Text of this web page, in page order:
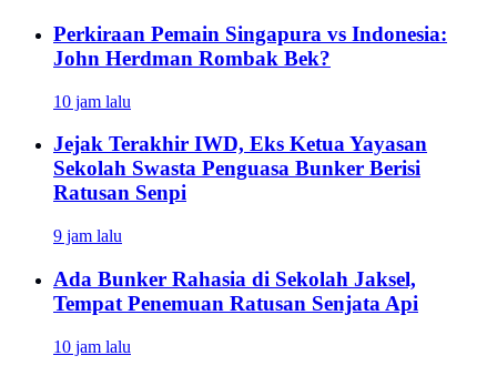
Perkiraan Pemain Singapura vs Indonesia:
John Herdman Rombak Bek?
10 jam lalu
Jejak Terakhir IWD, Eks Ketua Yayasan
Sekolah Swasta Penguasa Bunker Berisi
Ratusan Senpi
9 jam lalu
Ada Bunker Rahasia di Sekolah Jaksel,
Tempat Penemuan Ratusan Senjata Api
10 jam lalu